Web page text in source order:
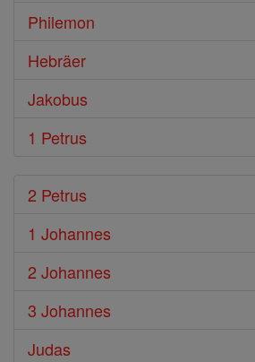
Philemon
Hebräer
Jakobus
1 Petrus
2 Petrus
1 Johannes
2 Johannes
3 Johannes
Judas